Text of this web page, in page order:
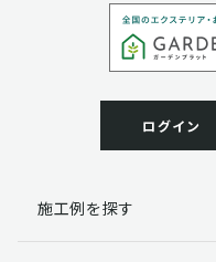
個人情報の取扱
弊社は事業運営上、お
るために業務の一部を
客様には、貴殿の個人
理・機密保持などによ
ログイン
施工例を探す